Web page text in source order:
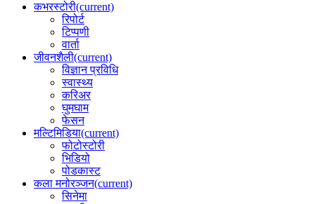
कभरस्टोरी(current)
रिपोर्ट
टिप्पणी
वार्ता
जीवनशैली(current)
विज्ञान प्रविधि
स्वास्थ्य
करिअर
घुमघाम
फेसन
मल्टिमिडिया(current)
फोटोस्टोरी
भिडियो
पोडकास्ट
कला मनोरञ्जन(current)
सिनेमा